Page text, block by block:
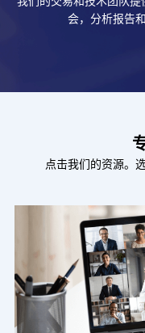
会，分析报告
点击我们的资源。